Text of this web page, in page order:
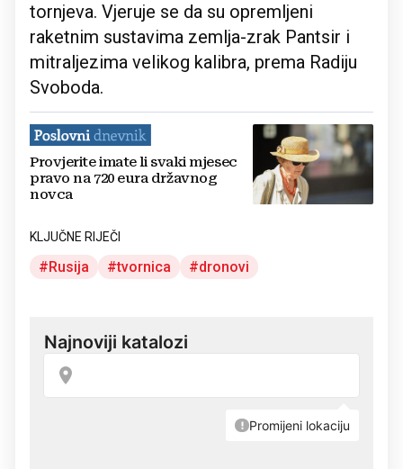
tornjeva. Vjeruje se da su opremljeni
raketnim sustavima zemlja-zrak Pantsir i
mitraljezima velikog kalibra, prema Radiju
Svoboda.
Provjerite imate li svaki mjesec
pravo na 720 eura državnog
novca
KLJUČNE RIJEČI
Rusija tvornica dronovi